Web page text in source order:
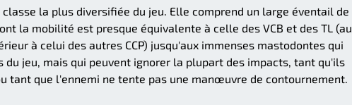
la plus diversifiée du jeu. Elle comprend un large éventail de
la mobilité est presque équivalente à celle des VCB et des TL (au
à celui des autres CCP) jusqu'aux immenses mastodontes qui
jeu, mais qui peuvent ignorer la plupart des impacts, tant qu'ils
tant que l'ennemi ne tente pas une manœuvre de contournement.